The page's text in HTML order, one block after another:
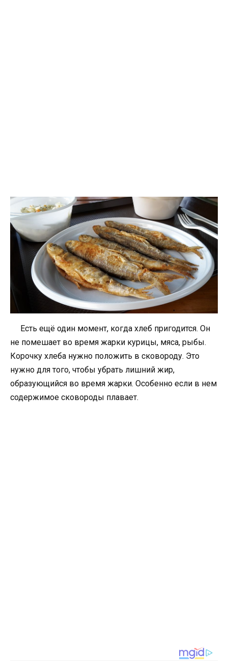
Есть ещё один момент, когда хлеб пригодится. Он
не помешает во время жарки курицы, мяса, рыбы.
Корочку хлеба нужно положить в сковороду. Это
нужно для того, чтобы убрать лишний жир,
образующийся во время жарки. Особенно если в нем
содержимое сковороды плавает.